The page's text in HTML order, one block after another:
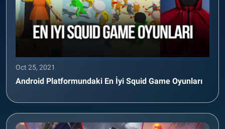
Oct 25, 2021
Android Platformundaki En İyi Squid Game Oyunları